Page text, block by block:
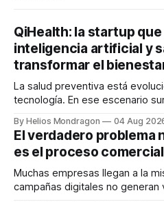
QiHealth: la startup
inteligencia artificial y
transformar el
La salud preventiva está
tecnología. En ese escenario
dispositivos inteligentes,
en tiempo real para ayudar a
decisiones sobre su salud
responder
By Helios Mondragon 04 Aug
El verdadero problema
es el proceso comercial
Muchas empresas llegan a la
campañas digitales no